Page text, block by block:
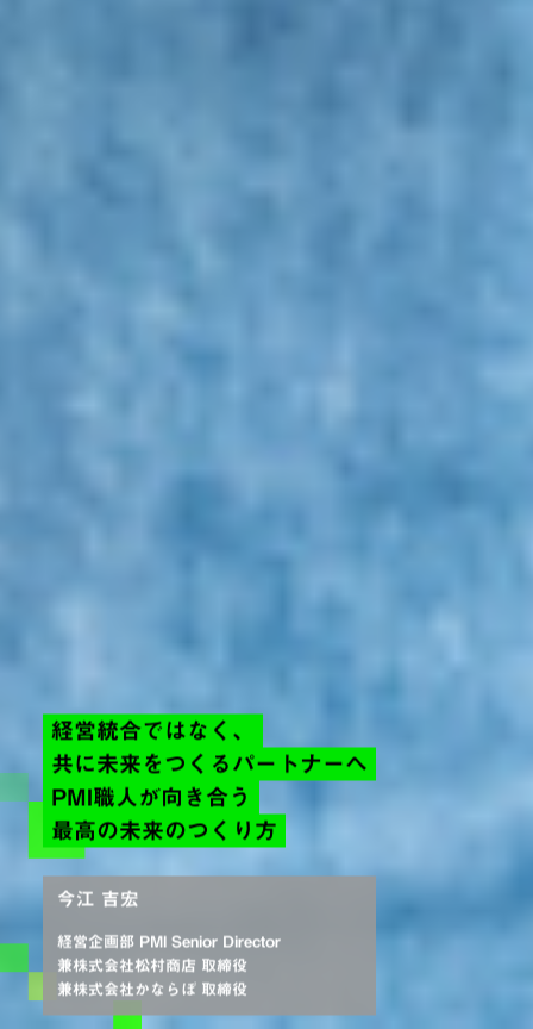
経営統合ではなく、
共に未来をつくるパートナーへ
PMI職人が向き合う
最高の未来のつくり方
今江 吉宏
経営企画部 PMI Senior Director
兼株式会社松村商店 取締役
兼株式会社かならぼ 取締役